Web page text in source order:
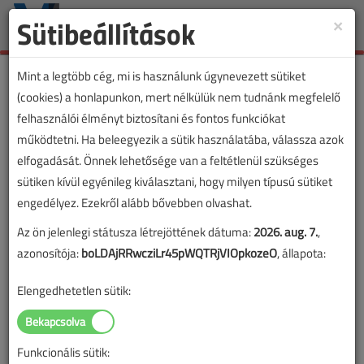
Toggle
×
Sütibeállítások
Mint a legtöbb cég, mi is használunk úgynevezett sütiket
(cookies) a honlapunkon, mert nélkülük nem tudnánk megfelelő
felhasználói élményt biztosítani és fontos funkciókat
működtetni. Ha beleegyezik a sütik használatába, válassza azok
elfogadását. Önnek lehetősége van a feltétlenül szükséges
sütiken kívül egyénileg kiválasztani, hogy milyen típusú sütiket
engedélyez. Ezekről alább bővebben olvashat.
Az ön jelenlegi státusza létrejöttének dátuma:2026. aug. 7.,
azonosítója:boLDAjRRwcziLr45pWQTRjVIOpkozeO, állapota:
Elengedhetetlen sütik:
Funkcionális sütik: